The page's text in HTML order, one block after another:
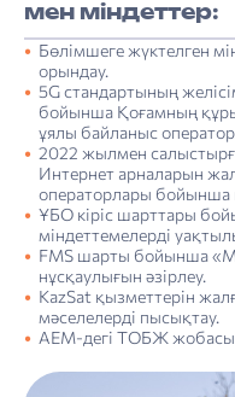
мен міндеттер:
Бөлімшеге жүктелген
орындау.
5G стандартының
бойынша Қоғамның
ұялы байланыс
2022 жылмен
Интернет арналарын
операторлары бойынша
ҰБО кіріс шарттары
міндеттемелерді
FMS шарты бойынша
нұсқаулығын әзірлеу.
KazSat қызметтерін
мәселелерді пысықтау.
АЕМ-дегі ТОБЖ жобасы